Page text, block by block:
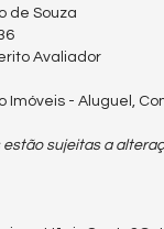
de Souza
Avaliador
Imóveis - Aluguel,
sujeitas a